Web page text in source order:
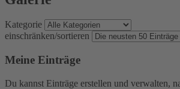
Kategorie
einschränken/sortieren
Meine Einträge
Du kannst Einträge erstellen und verwalten,